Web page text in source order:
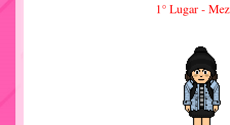
1° Lugar -